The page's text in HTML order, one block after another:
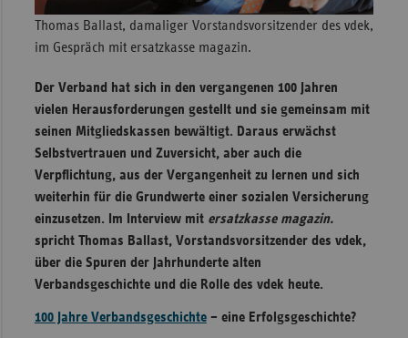
Thomas Ballast, damaliger Vorstandsvorsitzender des vdek,
im Gespräch mit ersatzkasse magazin.
Der Verband hat sich in den vergangenen 100 Jahren
vielen Herausforderungen gestellt und sie gemeinsam mit
seinen Mitgliedskassen bewältigt. Daraus erwächst
Selbstvertrauen und Zuversicht, aber auch die
Verpflichtung, aus der Vergangenheit zu lernen und sich
weiterhin für die Grundwerte einer sozialen Versicherung
einzusetzen. Im Interview mit ersatzkasse magazin.
spricht Thomas Ballast, Vorstandsvorsitzender des vdek,
über die Spuren der Jahrhunderte alten
Verbandsgeschichte und die Rolle des vdek heute.
100 Jahre Verbandsgeschichte– eine Erfolgsgeschichte?